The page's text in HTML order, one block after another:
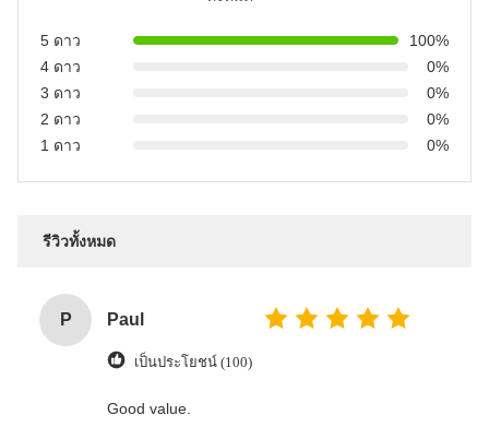
5 ดาว
100%
4 ดาว
0%
3 ดาว
0%
2 ดาว
0%
1 ดาว
0%
รีวิวทั้งหมด
P Paul
เป็นประโยชน์ (100)
Good value.